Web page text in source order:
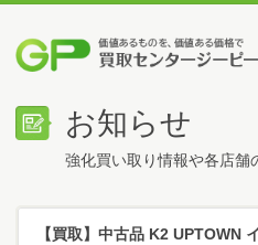
お知らせ
強化買い取り情報や各店舗
【買取】中古品 K2 UPTOWN